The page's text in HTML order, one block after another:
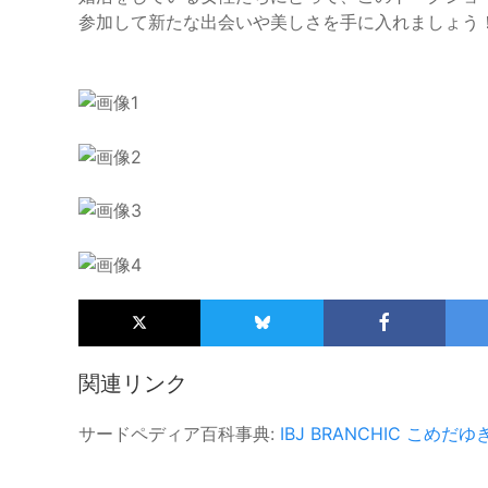
参加して新たな出会いや美しさを手に入れましょう
関連リンク
サードペディア百科事典: IBJ BRANCHIC こめだゆ